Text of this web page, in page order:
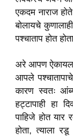
एकदम नाराज
बोलायचे
पश्चाताप होत
अरे आपण ऐकायला
आपले
कारण स्वतः
हट्टापाही हा
पाहिजे होत यार
होता, त्याला